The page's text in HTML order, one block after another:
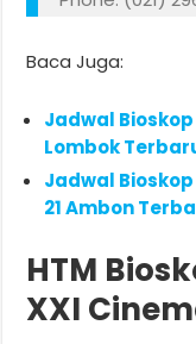
Baca Juga:
Jadwal Bioskop
Lombok
Jadwal
21 Ambon
HTM
XXI